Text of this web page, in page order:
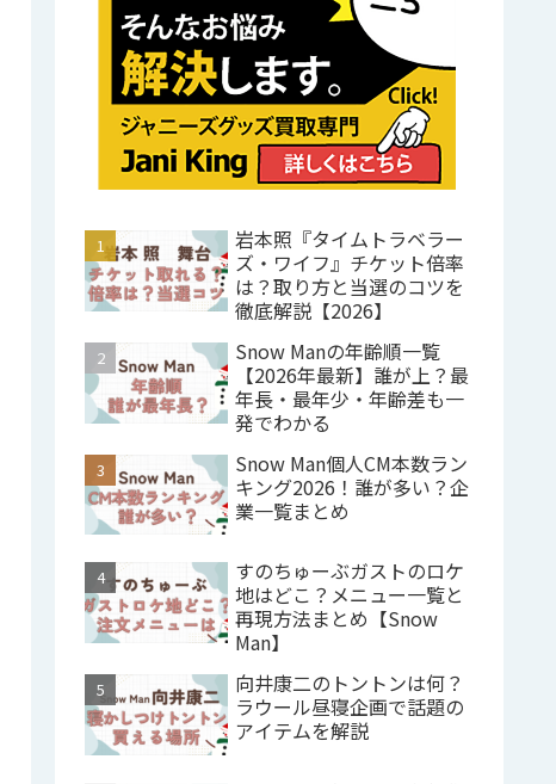
岩本照『タイムトラベラー
ズ・ワイフ』チケット倍率
は？取り方と当選のコツを
徹底解説【2026】
Snow Manの年齢順一覧
【2026年最新】誰が上？最
年長・最年少・年齢差も一
発でわかる
Snow Man個人CM本数ラン
キング2026！誰が多い？企
業一覧まとめ
すのちゅーぶガストのロケ
地はどこ？メニュー一覧と
再現方法まとめ【Snow
Man】
向井康二のトントンは何？
ラウール昼寝企画で話題の
アイテムを解説